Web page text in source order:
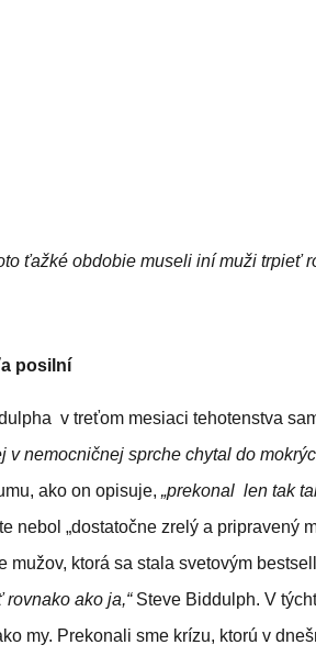
ťažké obdobie museli iní muži trpieť
posilní
v treťom mesiaci tehotenstva
v nemocničnej sprche chytal do
ako on opisuje, „prekonal len tak
nebol „dostatočne zrelý a pripravený
mužov, ktorá sa stala svetovým
ako ja,“Steve Biddulph. V
my. Prekonali sme krízu, ktorú v